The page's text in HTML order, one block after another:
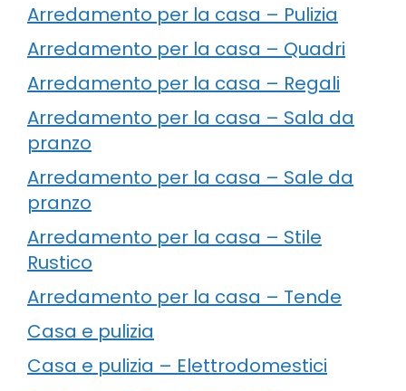
Arredamento per la casa – Pulizia
Arredamento per la casa – Quadri
Arredamento per la casa – Regali
Arredamento per la casa – Sala da
pranzo
Arredamento per la casa – Sale da
pranzo
Arredamento per la casa – Stile
Rustico
Arredamento per la casa – Tende
Casa e pulizia
Casa e pulizia – Elettrodomestici